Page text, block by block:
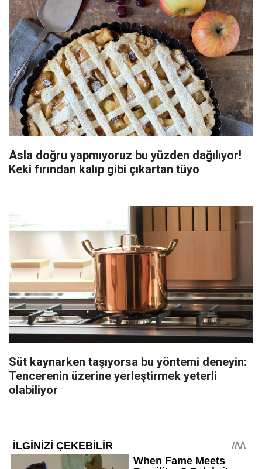
Asla doğru yapmıyoruz bu yüzden dağılıyor!
Keki fırından kalıp gibi çıkartan tüyo
Süt kaynarken taşıyorsa bu yöntemi deneyin:
Tencerenin üzerine yerleştirmek yeterli
olabiliyor